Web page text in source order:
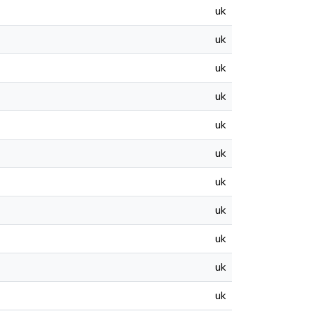
uk
uk
uk
uk
uk
uk
uk
uk
uk
uk
uk